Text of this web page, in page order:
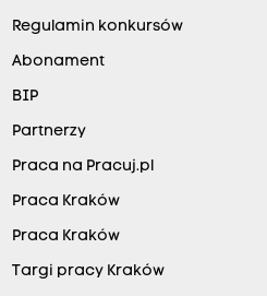
Regulamin konkursów
Abonament
BIP
Partnerzy
Praca na Pracuj.pl
Praca Kraków
Praca Kraków
Targi pracy Kraków